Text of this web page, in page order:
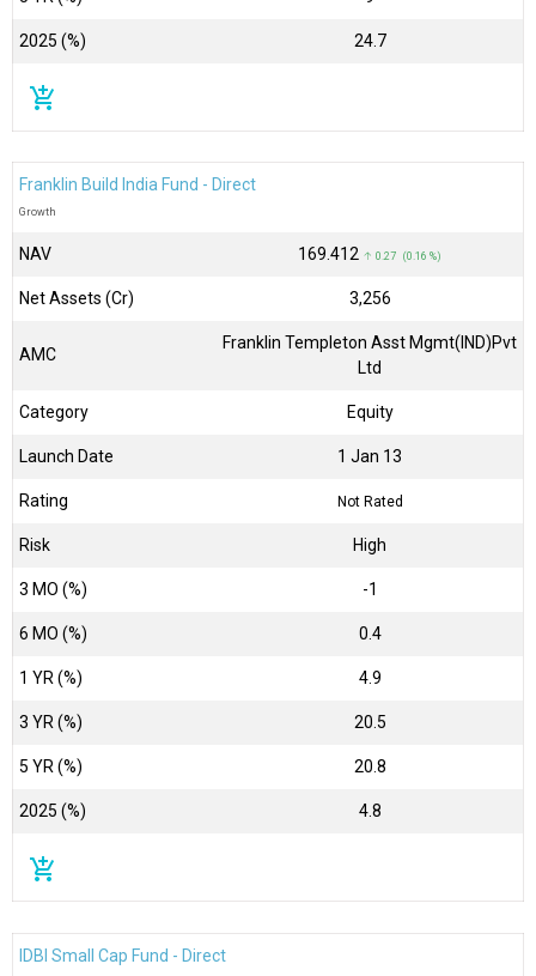
2025 (%) 24.7
add_shopping_cart
Franklin Build India Fund - Direct
Growth
NAV ₹169.412 ↑ 0.27 (0.16 %)
Net Assets (Cr) ₹3,256
AMC
Franklin Templeton Asst Mgmt(IND)Pvt
Ltd
Category Equity
Launch Date 1 Jan 13
Rating Not Rated
Risk High
3 MO (%) -1
6 MO (%) 0.4
1 YR (%) 4.9
3 YR (%) 20.5
5 YR (%) 20.8
2025 (%) 4.8
add_shopping_cart
IDBI Small Cap Fund - Direct